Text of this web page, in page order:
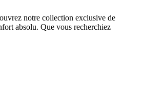
notre collection exclusive de
absolu. Que vous recherchiez